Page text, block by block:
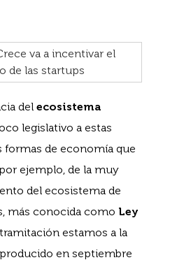
del ecosistema
legislativo a estas
formas de economía que
ejemplo, de la muy
del ecosistema de
más conocida como Ley
estamos a la
en septiembre